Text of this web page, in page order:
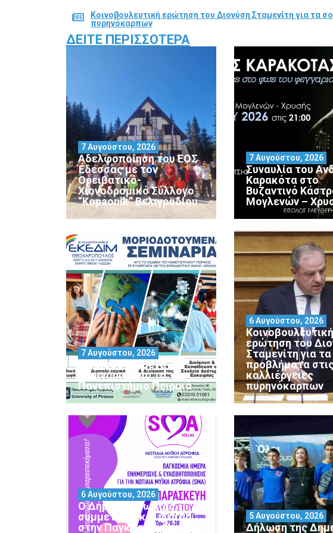
Κοινοβουλευτική ερώτηση του Διονύση Σταμενίτη για τα
πυρηνόκαρπων
ΔΕΊΤΕ ΠΕΡΙΣΣΌΤΕΡΑ
Αδελφοποίηση του ΕΟΣ
Έδεσσας με τον
Ορειβατικό-
Χιονοδρομικό Σύλλογο
“Kopaonik” Βελιγραδίου
7 Αυγούστου, 2026
Συναυλία του
Καρακότα στο
Βυζαντινό
Μογλενών –
7 Αυγούστου, 2026
Μοριοδοτούμενα
Σεμινάρια από το
Πανεπιστήμιο Πειραιά
7 Αυγούστου, 2026
Κοινοβουλευτική
ερώτηση του
Σταμενίτη για
προβλήματα
καλλιέργειες
πυρηνόκαρπων
6 Αυγούστου, 2026
Ο Δήμος Αλμωπίας
συμμετέχει και φέτος
στην Παγκόσμια Ημέρα
6 Αυγούστου, 2026
Δήλωση της
5 Αυγούστου, 2026